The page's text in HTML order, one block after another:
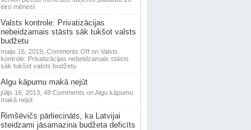
eiro mēnesī
Valsts kontrole: Privatizācijas
nebeidzamais stāsts sāk tukšot valsts
budžetu
maijs 16, 2019, Comments Offon Valsts
kontrole: Privatizācijas nebeidzamais stāsts
sāk tukšot valsts budžetu
Algu kāpumu makā nejūt
jūlijs 16, 2013, 48 Comments on Algu kāpumu
makā nejūt
Rimšēvičs pārliecināts, ka Latvijai
steidzami jāsamazina budžeta deficīts